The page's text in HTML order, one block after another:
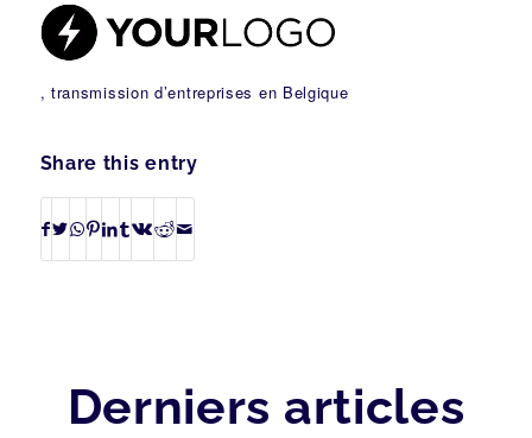
, transmission d’entreprises en Belgique
Share this entry
Derniers articles